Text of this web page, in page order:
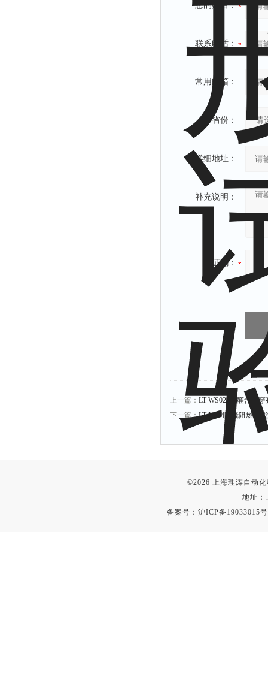
您的姓名：
联系电话：
常用邮箱：
省份：
详细地址：
补充说明：
验证码：
上一篇： LT-WS027甲醛含量
下一篇：LT-X074眼镜阻燃性
©2026 上海理涛自动
地址：
备案号： 沪ICP备19033015